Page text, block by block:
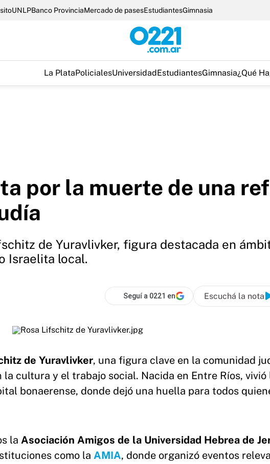
UNLPBanco ProvinciaMercado de pasesEstudiantesGimnasia
La PlataPolicialesUniversidadEstudiantesGimnasia¿Qué
por la muerte de una
de Yuravlivker, figura destacada en
Israelita local.
Seguí a 0221 en Escuchá la nota
de Yuravlivker, una figura clave en la comunidad
la cultura y el trabajo social. Nacida en Entre Ríos, vivió
bonaerense, donde dejó una huella para todos
la Asociación Amigos de la Universidad Hebrea de
como la AMIA, donde organizó eventos